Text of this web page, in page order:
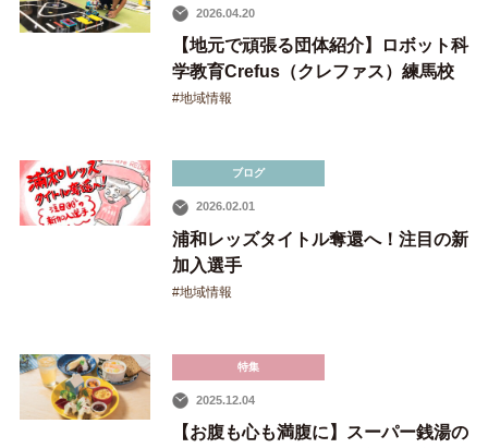
Facebook
2026.04.20
【地元で頑張る団体紹介】ロボット科
学教育Crefus（クレファス）練馬校
#地域情報
ブログ
2026.02.01
浦和レッズタイトル奪還へ！注目の新
加入選手
#地域情報
特集
2025.12.04
【お腹も心も満腹に】スーパー銭湯の